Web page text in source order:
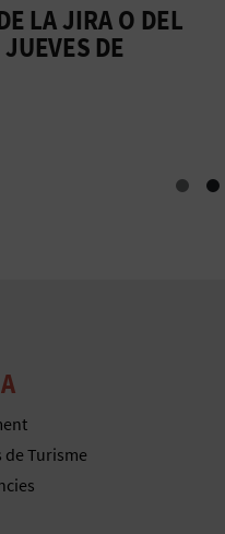
de Turisme